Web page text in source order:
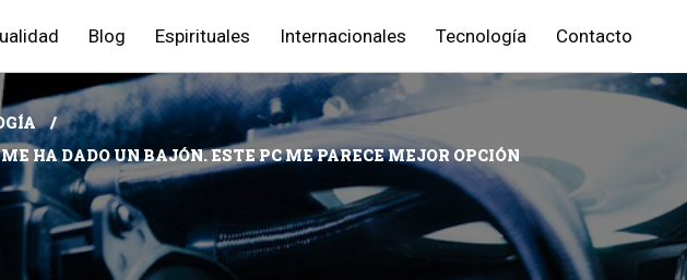
Blog Espirituales Internacionales Tecnología Contacto
HA DADO UN BAJÓN. ESTE PC ME PARECE MEJOR OPCIÓN